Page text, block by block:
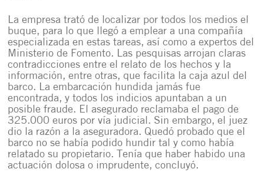
La empresa trató de localizar por todos los medios el
buque, para lo que llegó a emplear a una compañía
especializada en estas tareas, así como a expertos del
Ministerio de Fomento. Las pesquisas arrojan claras
contradicciones entre el relato de los hechos y la
información, entre otras, que facilita la caja azul del
barco. La embarcación hundida jamás fue
encontrada, y todos los indicios apuntaban a un
posible fraude. El asegurado reclamaba el pago de
325.000 euros por vía judicial. Sin embargo, el juez
dio la razón a la aseguradora. Quedó probado que el
barco no se había podido hundir tal y como había
relatado su propietario. Tenía que haber habido una
actuación dolosa o imprudente, concluyó.